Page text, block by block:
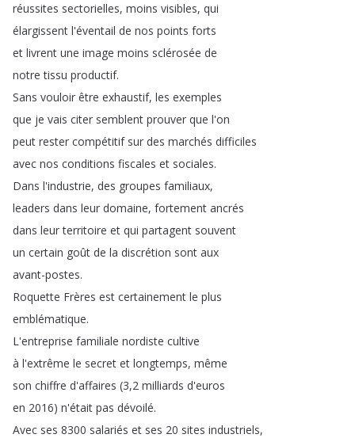
réussites sectorielles, moins visibles, qui
élargissent l'éventail de nos points forts
et livrent une image moins sclérosée de
notre tissu productif.
Sans vouloir être exhaustif, les exemples
que je vais citer semblent prouver que l'on
peut rester compétitif sur des marchés difficiles
avec nos conditions fiscales et sociales.
Dans l'industrie, des groupes familiaux,
leaders dans leur domaine, fortement ancrés
dans leur territoire et qui partagent souvent
un certain goût de la discrétion sont aux
avant-postes.
Roquette Frères est certainement le plus
emblématique.
L'entreprise familiale nordiste cultive
à l'extrême le secret et longtemps, même
son chiffre d'affaires (3,2 milliards d'euros
en 2016) n'était pas dévoilé.
Avec ses 8300 salariés et ses 20 sites industriels,